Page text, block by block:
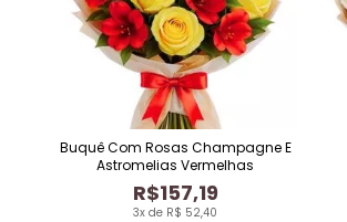
3x de R$ 52,40
R$157,19
Buquê Com Rosas Champagne E
Astromelias Vermelhas